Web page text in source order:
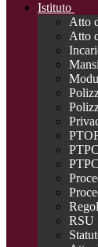
Istituto
Atto
Atto
RSU